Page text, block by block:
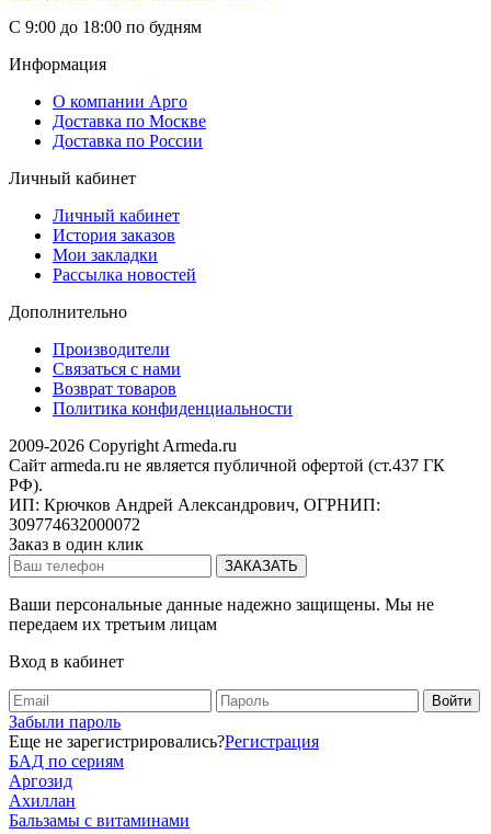
С 9:00 до 18:00 по будням
Информация
О компании Арго
Доставка по Москве
Доставка по России
Личный кабинет
Личный кабинет
История заказов
Мои закладки
Рассылка новостей
Дополнительно
Производители
Связаться с нами
Возврат товаров
Политика конфиденциальности
2009-2026 Copyright Armeda.ru
Сайт armeda.ru не является публичной офертой (ст.437 ГК
РФ).
ИП: Крючков Андрей Александрович, ОГРНИП:
309774632000072
Заказ в один клик
Ваши персональные данные надежно защищены. Мы не
передаем их третьим лицам
Вход в кабинет
Забыли пароль
Еще не зарегистрировались?Регистрация
БАД по сериям
Аргозид
Ахиллан
Бальзамы с витаминами